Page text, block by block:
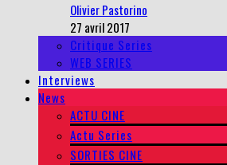
Olivier Pastorino
27 avril 2017
Critique Series
WEB SERIES
Interviews
News
ACTU CINE
Actu Series
SORTIES CINE